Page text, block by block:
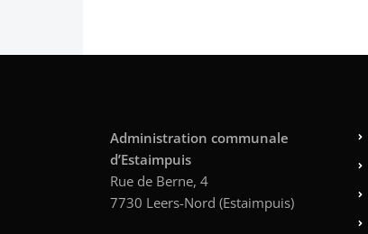
Administration communale
d’Estaimpuis
Rue de Berne, 4
7730 Leers-Nord (Estaimpuis)